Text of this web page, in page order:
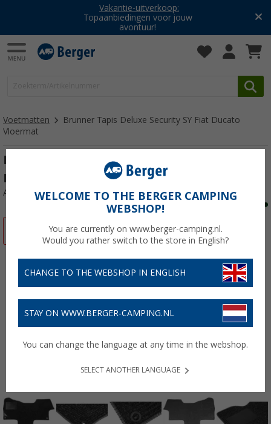
Vakantie-uitverkoop:
Topaanbiedingen voor jouw
avontuur!
Voetmatten
Brunner Tapis Deluxe Security SY Fiat Ducato
Vloermat
Brunner Tapis Deluxe Security SY Fiat
Ducato Vloermat
Artikelnr: 433058WELCOME TO THE BERGER CAMPING
WEBSHOP!
You are currently on www.berger-camping.nl.
Would you rather switch to the store in English?
CHANGE TO THE WEBSHOP IN ENGLISH
STAY ON WWW.BERGER-CAMPING.NL
You can change the language at any time in the webshop.
SELECT ANOTHER LANGUAGE